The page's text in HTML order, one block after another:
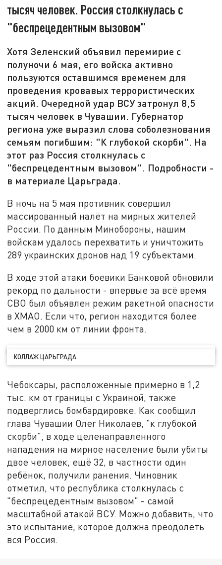
тысяч человек. Россия столкнулась с
"беспрецедентным вызовом"
Хотя Зеленский объявил перемирие с
полуночи 6 мая, его войска активно
пользуются оставшимся временем для
проведения кровавых террористических
акций. Очередной удар ВСУ затронул 8,5
тысяч человек в Чувашии. Губернатор
региона уже выразил слова соболезнования
семьям погибшим: "К глубокой скорби". На
этот раз Россия столкнулась с
"беспрецедентным вызовом". Подробности -
в материале Царьграда.
В ночь на 5 мая противник совершил
массированный налёт на мирных жителей
России. По данным Минобороны, нашим
войскам удалось перехватить и уничтожить
289 украинских дронов над 19 субъектами.
В ходе этой атаки боевики Банковой обновили
рекорд по дальности - впервые за всё время
СВО был объявлен режим ракетной опасности
в ХМАО. Если что, регион находится более
чем в 2000 км от линии фронта.
КОЛЛАЖ ЦАРЬГРАДА
Чебоксары, расположенные примерно в 1,2
тыс. км от границы с Украиной, также
подверглись бомбардировке. Как сообщил
глава Чувашии Олег Николаев, "к глубокой
скорби", в ходе целенаправленного
нападения на мирное население были убиты
двое человек, ещё 32, в частности один
ребёнок, получили ранения. Чиновник
отметил, что республика столкнулась с
"беспрецедентным вызовом" - самой
масштабной атакой ВСУ. Можно добавить, что
это испытание, которое должна преодолеть
вся Россия.